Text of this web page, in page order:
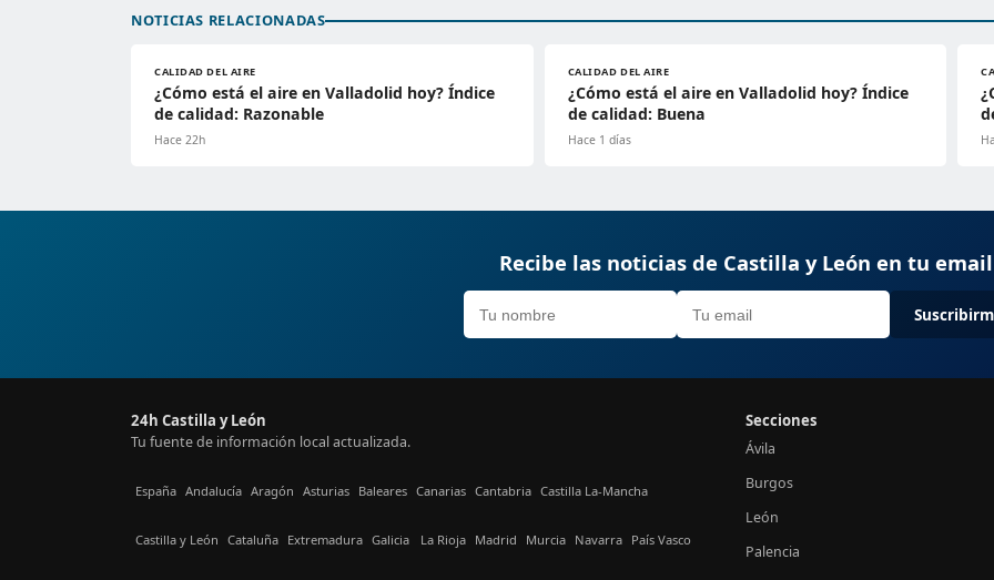
NOTICIAS RELACIONADAS
CALIDAD DEL AIRE
¿Cómo está el aire en Valladolid hoy? Índice
de calidad: Razonable
Hace 22h
CALIDAD DEL AIRE
¿Cómo está el aire en Valladolid hoy? Índice
de calidad: Buena
Hace 1 días
Recibe las noticias de Castilla y León en tu email
24h Castilla y León
Tu fuente de información local actualizada.
España Andalucía Aragón Asturias Baleares Canarias Cantabria Castilla La-Mancha
Castilla y León Cataluña Extremadura Galicia La Rioja Madrid Murcia Navarra País Vasco
Secciones
Ávila
Burgos
León
Palencia